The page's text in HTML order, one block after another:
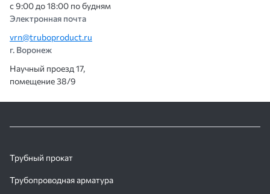
с 9:00 до 18:00 по будням
Электронная почта
vrn@truboproduct.ru
г. Воронеж
Научный проезд 17,
помещение 38/9
Трубный прокат
Трубопроводная арматура